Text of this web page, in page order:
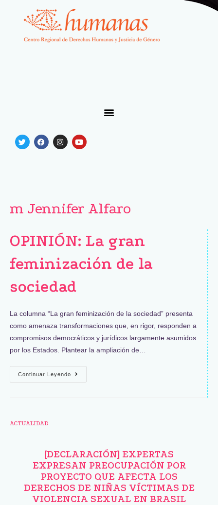
m Jennifer Alfaro
OPINIÓN: La gran
feminización de la
sociedad
La columna “La gran feminización de la sociedad” presenta
como amenaza transformaciones que, en rigor, responden a
compromisos democráticos y jurídicos largamente asumidos
por los Estados. Plantear la ampliación de…
Continuar Leyendo
ACTUALIDAD
[DECLARACIÓN] EXPERTAS
EXPRESAN PREOCUPACIÓN POR
PROYECTO QUE AFECTA LOS
DERECHOS DE NIÑAS VÍCTIMAS DE
VIOLENCIA SEXUAL EN BRASIL